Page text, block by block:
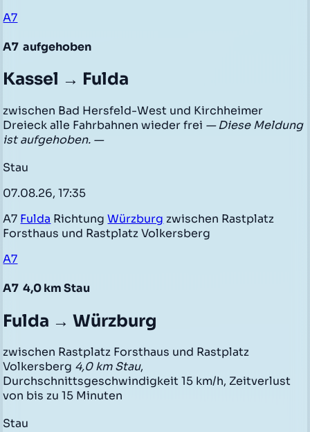
A7
A7 aufgehoben
Kassel → Fulda
zwischen Bad Hersfeld-West und Kirchheimer
Dreieck alle Fahrbahnen wieder frei — Diese Meldung
ist aufgehoben. —
Stau
07.08.26, 17:35
A7 Fulda RichtungWürzburg zwischen Rastplatz
Forsthaus und Rastplatz Volkersberg
A7
A7 4,0 km Stau
Fulda → Würzburg
zwischen Rastplatz Forsthaus und Rastplatz
Volkersberg 4,0 km Stau,
Durchschnittsgeschwindigkeit 15 km/h, Zeitverlust
von bis zu 15 Minuten
Stau